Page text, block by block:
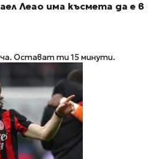
Леао има късмета да е в
Остават ти 15 минути.